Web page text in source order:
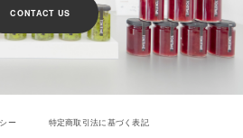
CONTACT US
ー 特定商取引法に基づく表記